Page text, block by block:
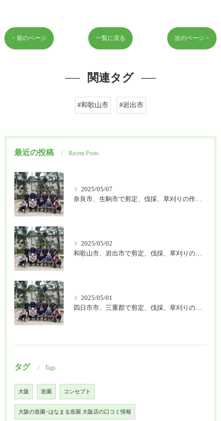
< 前のページ 一覧に戻る 次のページ >
関連タグ
#和歌山市 #岩出市
最近の投稿 Recent Posts
2025/05/07
奈良市、生駒市で剪定、伐採、草刈りの作業を頼むなら はなまる造園
2025/05/02
和歌山市、岩出市で剪定、伐採、草刈りの作業を頼むなら はなまる造園
2025/05/01
四日市市、三重郡で剪定、伐採、草刈りの作業を頼むなら はなまる造園
タグ Tags
大阪 造園 コンセプト
大阪の造園･はなまる造園 大阪店の口コミ情報